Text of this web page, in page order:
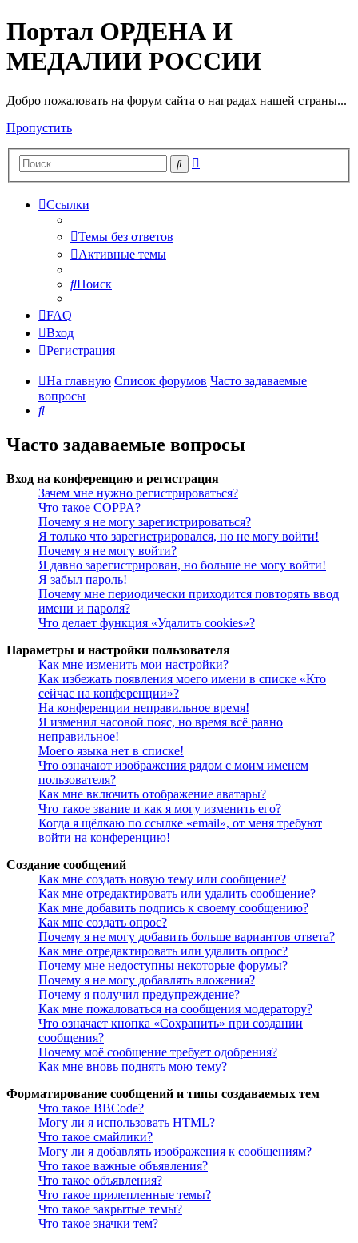
Портал ОРДЕНА И
МЕДАЛИИ РОССИИ
Добро пожаловать на форум сайта о наградах нашей страны...
Пропустить
Поиск
Ссылки
Темы без ответов
Активные темы
Поиск
FAQ
Вход
Регистрация
На главную Список форумов Часто задаваемые
вопросы
Поиск
Часто задаваемые вопросы
Вход на конференцию и регистрация
Зачем мне нужно регистрироваться?
Что такое COPPA?
Почему я не могу зарегистрироваться?
Я только что зарегистрировался, но не могу войти!
Почему я не могу войти?
Я давно зарегистрирован, но больше не могу войти!
Я забыл пароль!
Почему мне периодически приходится повторять ввод
имени и пароля?
Что делает функция «Удалить cookies»?
Параметры и настройки пользователя
Как мне изменить мои настройки?
Как избежать появления моего имени в списке «Кто
сейчас на конференции»?
На конференции неправильное время!
Я изменил часовой пояс, но время всё равно
неправильное!
Моего языка нет в списке!
Что означают изображения рядом с моим именем
пользователя?
Как мне включить отображение аватары?
Что такое звание и как я могу изменить его?
Когда я щёлкаю по ссылке «email», от меня требуют
войти на конференцию!
Создание сообщений
Как мне создать новую тему или сообщение?
Как мне отредактировать или удалить сообщение?
Как мне добавить подпись к своему сообщению?
Как мне создать опрос?
Почему я не могу добавить больше вариантов ответа?
Как мне отредактировать или удалить опрос?
Почему мне недоступны некоторые форумы?
Почему я не могу добавлять вложения?
Почему я получил предупреждение?
Как мне пожаловаться на сообщения модератору?
Что означает кнопка «Сохранить» при создании
сообщения?
Почему моё сообщение требует одобрения?
Как мне вновь поднять мою тему?
Форматирование сообщений и типы создаваемых тем
Что такое BBCode?
Могу ли я использовать HTML?
Что такое смайлики?
Могу ли я добавлять изображения к сообщениям?
Что такое важные объявления?
Что такое объявления?
Что такое прилепленные темы?
Что такое закрытые темы?
Что такое значки тем?